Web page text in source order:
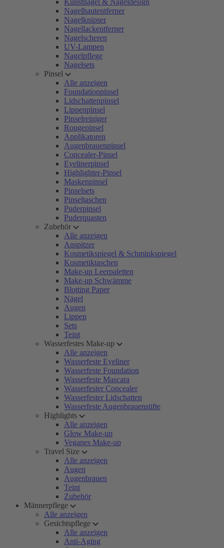
Kunstnägel & Nageldesign
Nagelhautentferner
Nagelknipser
Nagellackentferner
Nagelscheren
UV-Lampen
Nagelpflege
Nagelsets
Pinsel
Alle anzeigen
Foundationpinsel
Lidschattenpinsel
Lippenpinsel
Pinselreiniger
Rougepinsel
Applikatoren
Augenbrauenpinsel
Concealer-Pinsel
Eyelinerpinsel
Highlighter-Pinsel
Maskenpinsel
Pinselsets
Pinseltaschen
Puderpinsel
Puderquasten
Zubehör
Alle anzeigen
Anspitzer
Kosmetikspiegel & Schminkspiegel
Kosmetiktaschen
Make-up Leerpaletten
Make-up Schwämme
Blotting Paper
Nägel
Augen
Lippen
Sets
Teint
Wasserfestes Make-up
Alle anzeigen
Wasserfeste Eyeliner
Wasserfeste Foundation
Wasserfeste Mascara
Wasserfester Concealer
Wasserfester Lidschatten
Wasserfeste Augenbrauenstifte
Highlights
Alle anzeigen
Glow Make-up
Veganes Make-up
Travel Size
Alle anzeigen
Augen
Augenbrauen
Teint
Zubehör
Männerpflege
Alle anzeigen
Gesichtspflege
Alle anzeigen
Anti-Aging